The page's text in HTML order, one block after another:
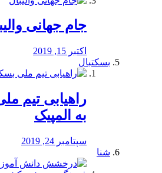
جام جهانی
اکتبر 15, 2019
بسکتبال
راهیابی تیم
به المپیک
سپتامبر 24, 2019
شنا